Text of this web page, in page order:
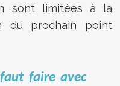
sont limitées à la
du prochain point
faire avec